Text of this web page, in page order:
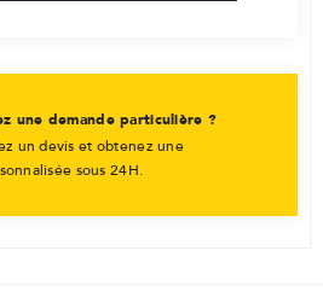
une demande particulière ?
un devis et obtenez une
sous 24H.